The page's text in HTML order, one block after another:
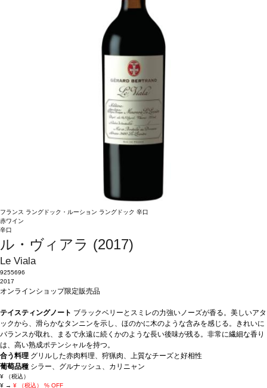
フランス ラングドック・ルーション ラングドック 辛口
赤ワイン
辛口
ル・ヴィアラ (2017)
Le Viala
9255696
2017
オンラインショップ限定販売品
テイスティングノート ブラックベリーとスミレの力強いノーズが香る。美しいアタ
ックから、滑らかなタンニンを示し、ほのかに木のような含みを感じる。きれいに
バランスが取れ、まるで永遠に続くかのような長い後味が残る。非常に繊細な香り
は、高い熟成ポテンシャルを持つ。
合う料理 グリルした赤肉料理、狩猟肉、上質なチーズと好相性
葡萄品種 シラー、グルナッシュ、カリニャン
¥
（税込）
¥ → ¥ （税込） % OFF